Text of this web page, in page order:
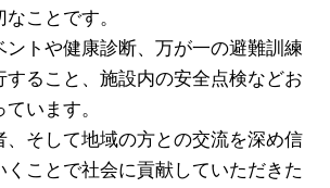
ことです。
ントや健康診断、万が一の避難訓練
すること、施設内の安全点検などお
います。
、そして地域の方との交流を深め信
くことで社会に貢献していただきた